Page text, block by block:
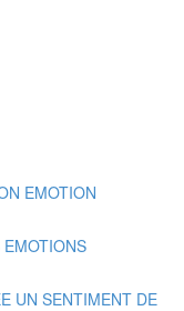
EMOTION
UN SENTIMENT DE